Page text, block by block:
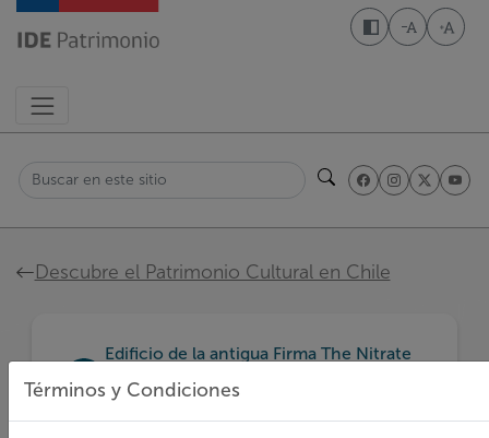
Pasar
Disminuir
Buscar
deDescubre el Patrimonio Cultural en Chile
Edificio de la antigua Firma The Nitrate
Monumentos históricos
Términos y Condiciones